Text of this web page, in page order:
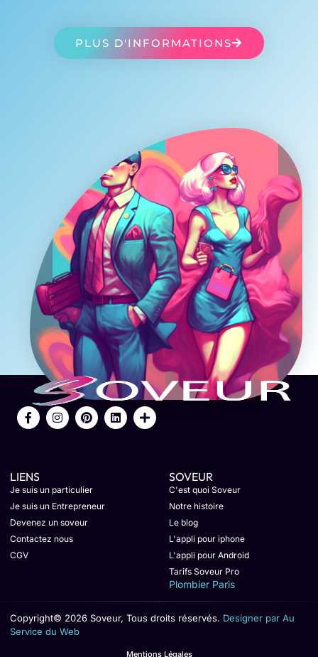
PLUS D'INFORMATIONS
LIENS
Je suis un particulier
Je suis un Entrepreneur
Devenez un soveur
Contactez nous
CGV
SOVEUR
C'est quoi Soveur
Notre histoire
Le blog
L'appli pour iphone
L'appli pour Android
Tarifs Soveur Pro
Plombier Paris
Copyright© 2026 Soveur, Tous droits réservés. Designer par Au
Service du Web
Mentions Légales